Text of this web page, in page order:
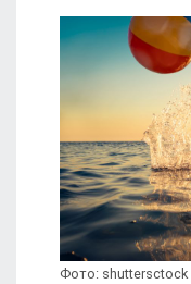
Фото: shuttersctock